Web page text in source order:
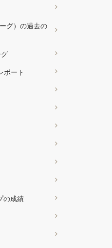
グ）の過去の
ポート
の成績